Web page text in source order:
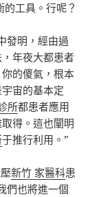
的工具。行呢？
發明，經由過
年夜大都患者
的傻氣，根本
宙的基本定
所都患者應用
得。這也闡明
于推行利用。”
新竹 家醫科患
們也將進一個